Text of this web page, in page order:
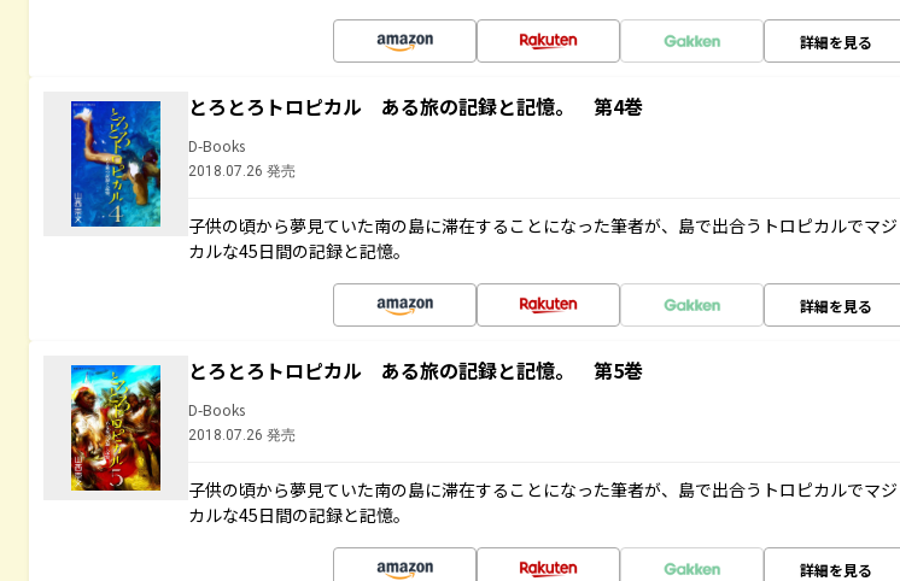
詳細を見る
とろとろトロピカル ある旅の記録と記憶。 第4巻
D-Books
2018.07.26 発売
子供の頃から夢見ていた南の島に滞在することになった筆者が、島で出合うトロピカルでマジ
カルな45日間の記録と記憶。
詳細を見る
とろとろトロピカル ある旅の記録と記憶。 第5巻
D-Books
2018.07.26 発売
子供の頃から夢見ていた南の島に滞在することになった筆者が、島で出合うトロピカルでマジ
カルな45日間の記録と記憶。
詳細を見る